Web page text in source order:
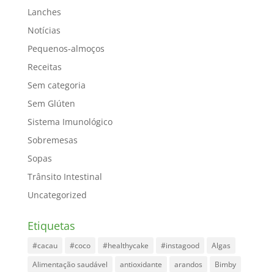
Lanches
Notícias
Pequenos-almoços
Receitas
Sem categoria
Sem Glúten
Sistema Imunológico
Sobremesas
Sopas
Trânsito Intestinal
Uncategorized
Etiquetas
#cacau #coco #healthycake #instagood
Algas
Alimentação saudável
antioxidante arandos
Bimby